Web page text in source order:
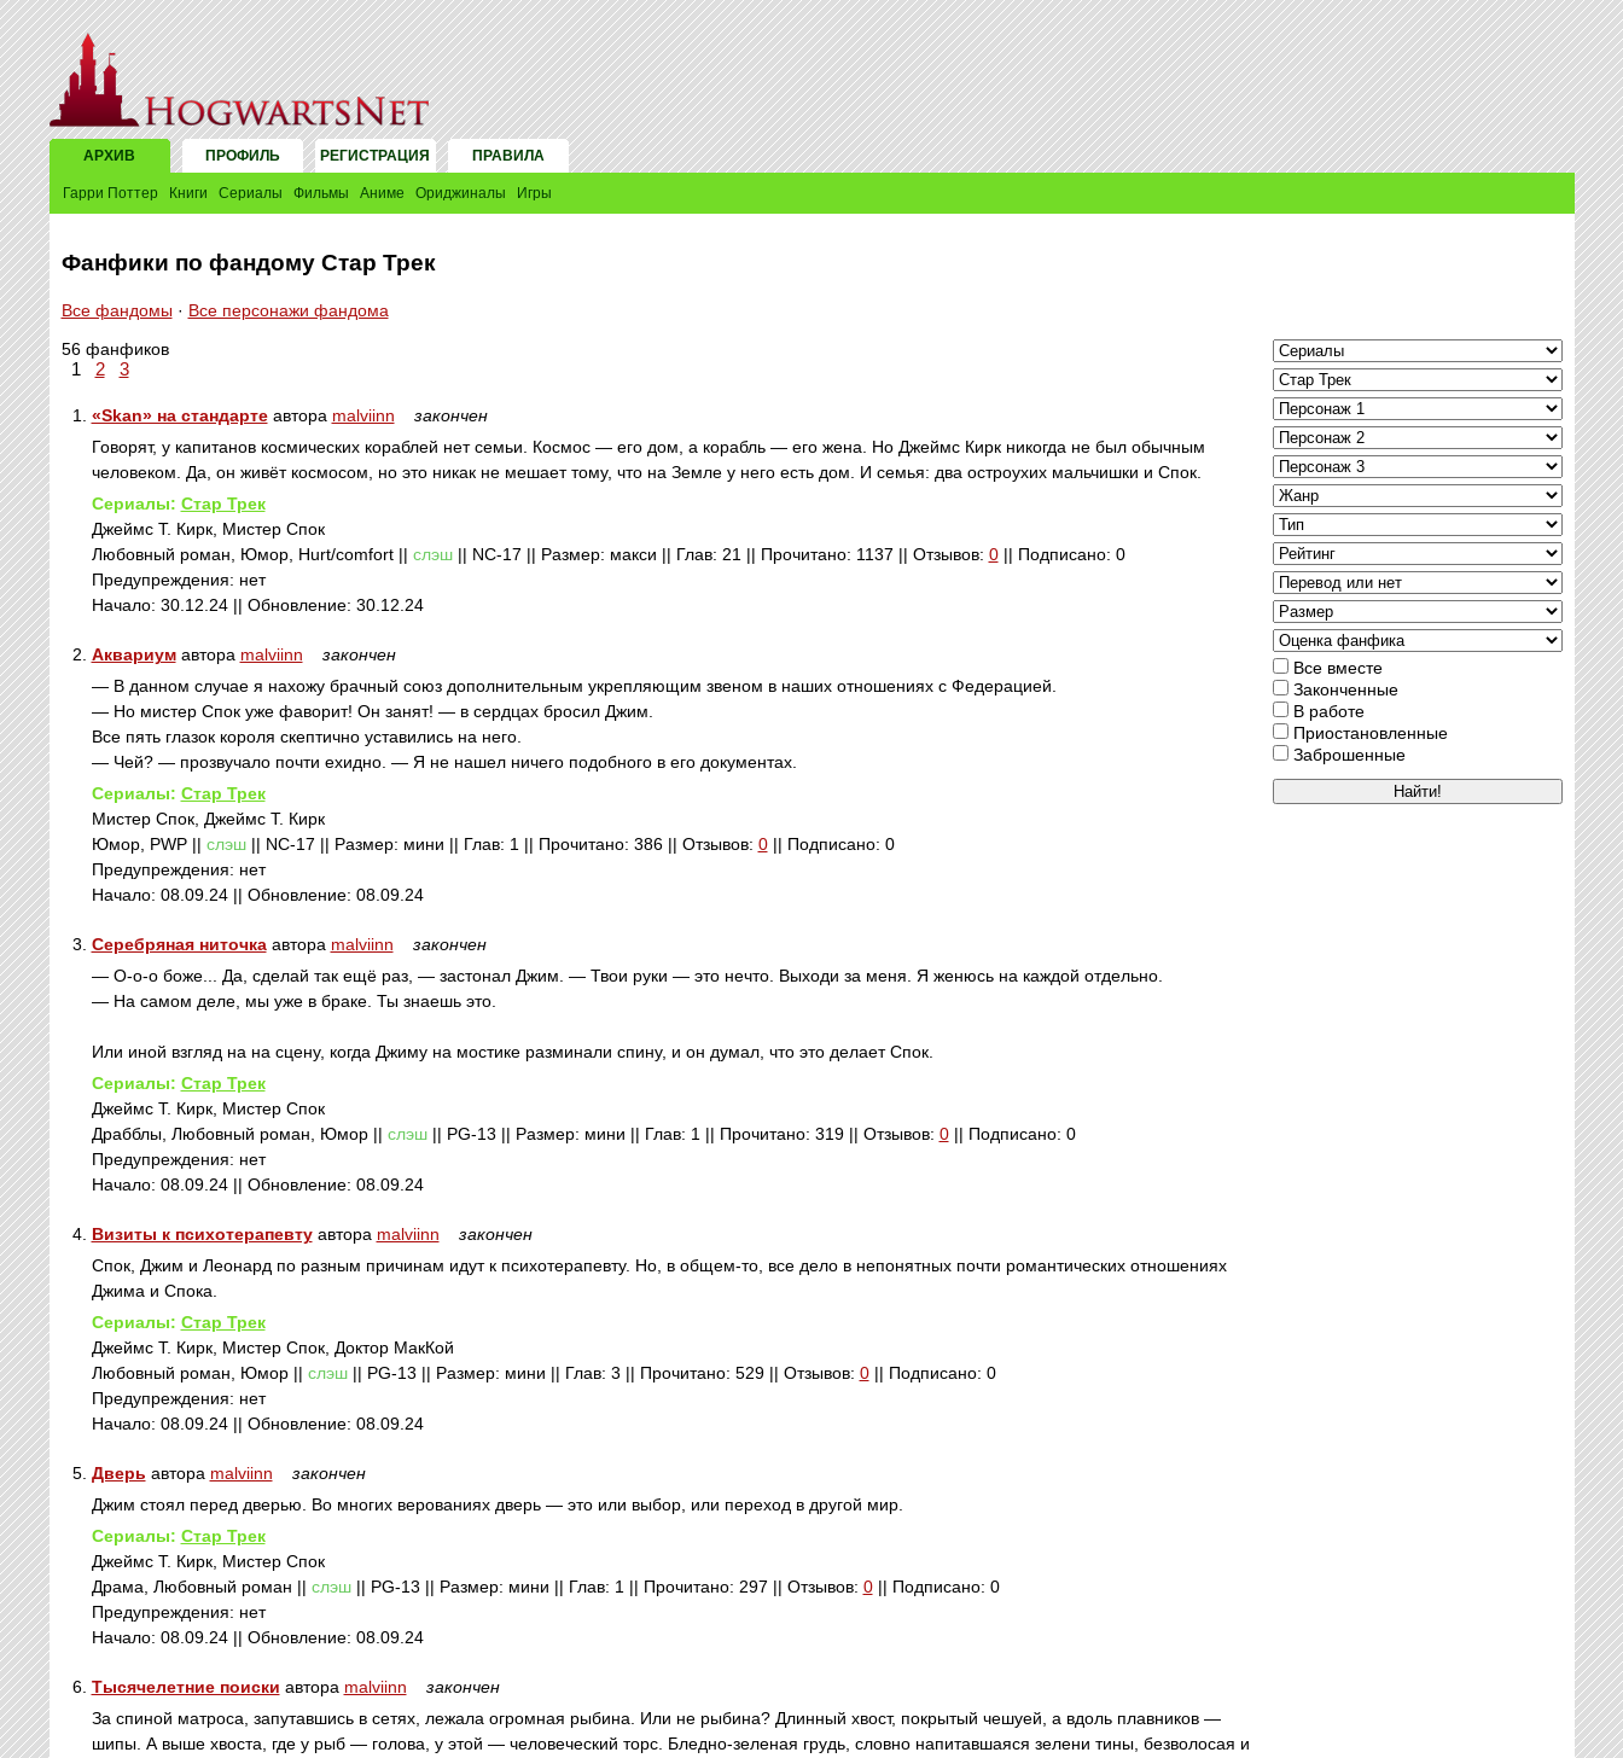
АРХИВ ПРОФИЛЬ РЕГИСТРАЦИЯ ПРАВИЛА
Гарри Поттер Книги Сериалы Фильмы Аниме Ориджиналы Игры
Фанфики по фандому Стар Трек
Все фандомы · Все персонажи фандома
56 фанфиков
1 2 3
1. «Skan» на стандартеавтора malviinn
закончен
Говорят, у капитанов космических кораблей нет семьи. Космос — его дом, а корабль — его жена. Но Джеймс Кирк никогда не был обычным
человеком. Да, он живёт космосом, но это никак не мешает тому, что на Земле у него есть дом. И семья: два остроухих мальчишки и Спок.
Сериалы: Стар Трек
Джеймс Т. Кирк, Мистер Спок
Любовный роман, Юмор, Hurt/comfort || слэш|| NC-17 || Размер: макси || Глав: 21 || Прочитано: 1137 || Отзывов: 0|| Подписано: 0
Предупреждения: нет
Начало: 30.12.24 || Обновление: 30.12.24
2. Аквариумавтора malviinn
закончен
— В данном случае я нахожу брачный союз дополнительным укрепляющим звеном в наших отношениях с Федерацией.
— Но мистер Спок уже фаворит! Он занят! — в сердцах бросил Джим.
Все пять глазок короля скептично уставились на него.
— Чей? — прозвучало почти ехидно. — Я не нашел ничего подобного в его документах.
Сериалы: Стар Трек
Мистер Спок, Джеймс Т. Кирк
Юмор, PWP || слэш|| NC-17 || Размер: мини || Глав: 1 || Прочитано: 386 || Отзывов: 0|| Подписано: 0
Предупреждения: нет
Начало: 08.09.24 || Обновление: 08.09.24
3. Серебряная ниточкаавтора malviinn
закончен
— О-о-о боже... Да, сделай так ещё раз, — застонал Джим. — Твои руки — это нечто. Выходи за меня. Я женюсь на каждой отдельно.
— На самом деле, мы уже в браке. Ты знаешь это.
Или иной взгляд на на сцену, когда Джиму на мостике разминали спину, и он думал, что это делает Спок.
Сериалы: Стар Трек
Джеймс Т. Кирк, Мистер Спок
Драбблы, Любовный роман, Юмор || слэш|| PG-13 || Размер: мини || Глав: 1 || Прочитано: 319 || Отзывов: 0|| Подписано: 0
Предупреждения: нет
Начало: 08.09.24 || Обновление: 08.09.24
4. Визиты к психотерапевтуавтора malviinn
закончен
Спок, Джим и Леонард по разным причинам идут к психотерапевту. Но, в общем-то, все дело в непонятных почти романтических отношениях
Джима и Спока.
Сериалы: Стар Трек
Джеймс Т. Кирк, Мистер Спок, Доктор МакКой
Любовный роман, Юмор || слэш|| PG-13 || Размер: мини || Глав: 3 || Прочитано: 529 || Отзывов: 0|| Подписано: 0
Предупреждения: нет
Начало: 08.09.24 || Обновление: 08.09.24
5. Дверь автора malviinn
закончен
Джим стоял перед дверью. Во многих верованиях дверь — это или выбор, или переход в другой мир.
Сериалы: Стар Трек
Джеймс Т. Кирк, Мистер Спок
Драма, Любовный роман || слэш|| PG-13 || Размер: мини || Глав: 1 || Прочитано: 297 || Отзывов: 0|| Подписано: 0
Предупреждения: нет
Начало: 08.09.24 || Обновление: 08.09.24
6. Тысячелетние поиски автора malviinn
закончен
За спиной матроса, запутавшись в сетях, лежала огромная рыбина. Или не рыбина? Длинный хвост, покрытый чешуей, а вдоль плавников —
шипы. А выше хвоста, где у рыб — голова, у этой — человеческий торс. Бледно-зеленая грудь, словно напитавшаяся зелени тины, безволосая и
Все вместе
Законченные
В работе
Приостановленные
Заброшенные